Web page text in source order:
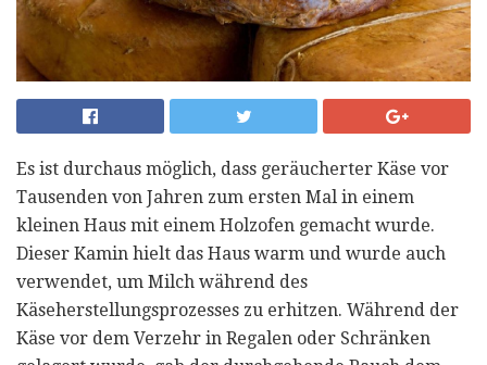
Es ist durchaus möglich, dass geräucherter Käse vor
Tausenden von Jahren zum ersten Mal in einem
kleinen Haus mit einem Holzofen gemacht wurde.
Dieser Kamin hielt das Haus warm und wurde auch
verwendet, um Milch während des
Käseherstellungsprozesses zu erhitzen. Während der
Käse vor dem Verzehr in Regalen oder Schränken